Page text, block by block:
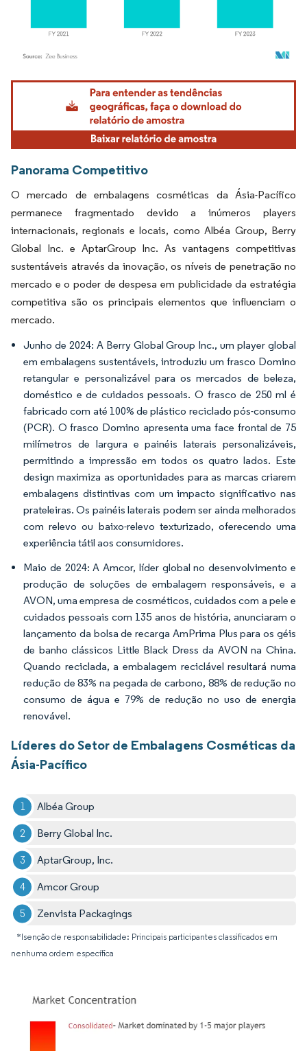
Imagem © Mordor Intelligence. O reuso requer atribuição conforme CC BY 4.0.
Panorama Competitivo
O mercado de embalagens cosméticas da Ásia-Pacífico
permanece fragmentado devido a inúmeros players
internacionais, regionais e locais, como Albéa Group, Berry
Global Inc. e AptarGroup Inc. As vantagens competitivas
sustentáveis através da inovação, os níveis de penetração no
mercado e o poder de despesa em publicidade da estratégia
competitiva são os principais elementos que influenciam o
mercado.
Junho de 2024: A Berry Global Group Inc., um player global
em embalagens sustentáveis, introduziu um frasco Domino
retangular e personalizável para os mercados de beleza,
doméstico e de cuidados pessoais. O frasco de 250 ml é
fabricado com até 100% de plástico reciclado pós-consumo
(PCR). O frasco Domino apresenta uma face frontal de 75
milímetros de largura e painéis laterais personalizáveis,
permitindo a impressão em todos os quatro lados. Este
design maximiza as oportunidades para as marcas criarem
embalagens distintivas com um impacto significativo nas
prateleiras. Os painéis laterais podem ser ainda melhorados
com relevo ou baixo-relevo texturizado, oferecendo uma
experiência tátil aos consumidores.
Maio de 2024: A Amcor, líder global no desenvolvimento e
produção de soluções de embalagem responsáveis, e a
AVON, uma empresa de cosméticos, cuidados com a pele e
cuidados pessoais com 135 anos de história, anunciaram o
lançamento da bolsa de recarga AmPrima Plus para os géis
de banho clássicos Little Black Dress da AVON na China.
Quando reciclada, a embalagem reciclável resultará numa
redução de 83% na pegada de carbono, 88% de redução no
consumo de água e 79% de redução no uso de energia
renovável.
Líderes do Setor de Embalagens Cosméticas da
Ásia-Pacífico
Albéa Group
Berry Global Inc.
AptarGroup, Inc.
Amcor Group
Zenvista Packagings
*Isenção de responsabilidade: Principais participantes classificados em
nenhuma ordem específica